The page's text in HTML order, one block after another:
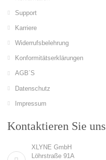
Support
Karriere
Widerrufsbelehrung
Konformitätserklärungen
AGB´S
Datenschutz
Impressum
Kontaktieren Sie uns
XLYNE GmbH
Löhrstraße 91A